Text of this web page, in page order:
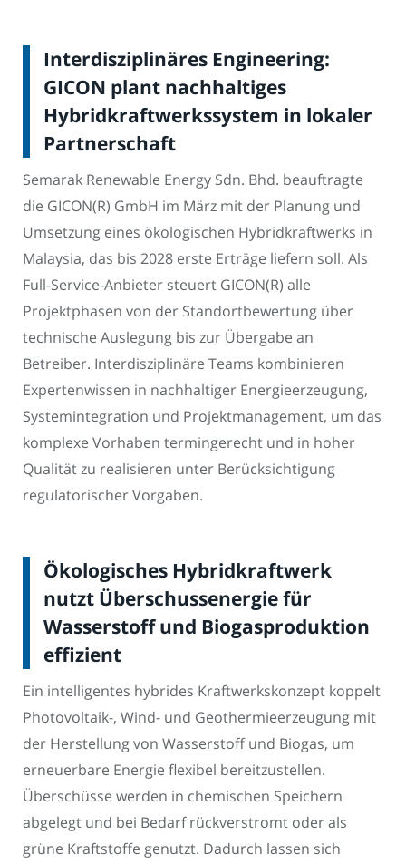
Interdisziplinäres Engineering:
GICON plant nachhaltiges
Hybridkraftwerkssystem in lokaler
Partnerschaft
Semarak Renewable Energy Sdn. Bhd. beauftragte
die GICON(R) GmbH im März mit der Planung und
Umsetzung eines ökologischen Hybridkraftwerks in
Malaysia, das bis 2028 erste Erträge liefern soll. Als
Full-Service-Anbieter steuert GICON(R) alle
Projektphasen von der Standortbewertung über
technische Auslegung bis zur Übergabe an
Betreiber. Interdisziplinäre Teams kombinieren
Expertenwissen in nachhaltiger Energieerzeugung,
Systemintegration und Projektmanagement, um das
komplexe Vorhaben termingerecht und in hoher
Qualität zu realisieren unter Berücksichtigung
regulatorischer Vorgaben.
Ökologisches Hybridkraftwerk
nutzt Überschussenergie für
Wasserstoff und Biogasproduktion
effizient
Ein intelligentes hybrides Kraftwerkskonzept koppelt
Photovoltaik-, Wind- und Geothermieerzeugung mit
der Herstellung von Wasserstoff und Biogas, um
erneuerbare Energie flexibel bereitzustellen.
Überschüsse werden in chemischen Speichern
abgelegt und bei Bedarf rückverstromt oder als
grüne Kraftstoffe genutzt. Dadurch lassen sich